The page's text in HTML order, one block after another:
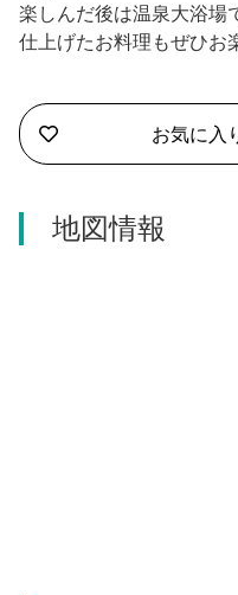
南伊豆町
西伊豆町
伊豆の国市
旅程作成
合同
伊豆ワ
楽しんだ後は温泉大浴場
仕上げたお料理もぜひお
お気に入
地図情報